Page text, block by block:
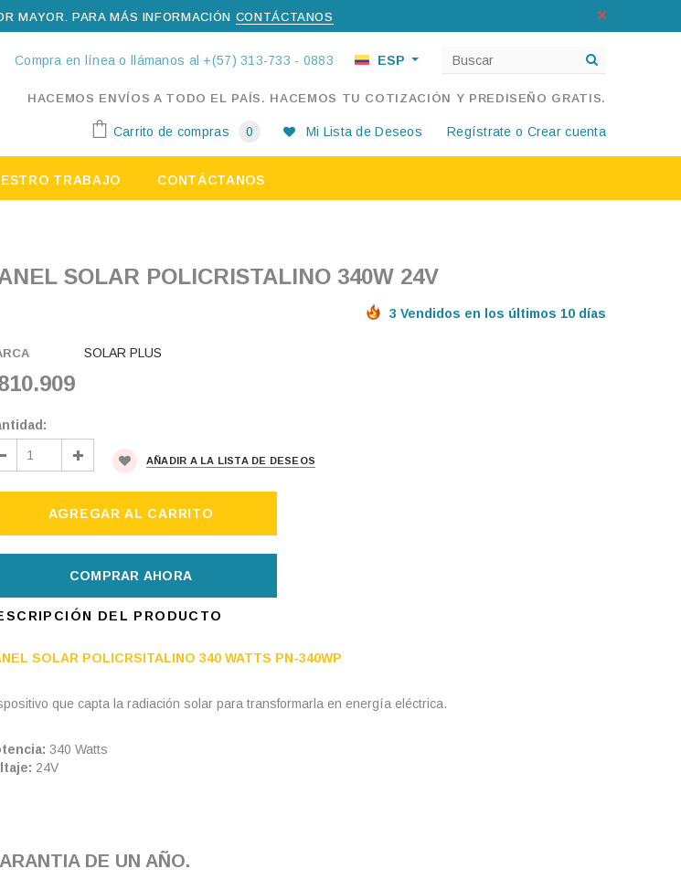
MAYOR. PARA MÁS INFORMACIÓN CONTÁCTANOS
ESP
Compra en línea o llámanos al +(57) 313-733 - 0883
HACEMOS ENVÍOS A TODO EL PAÍS. HACEMOS TU COTIZACIÓN Y PREDISEÑO GRATIS.
Mi Lista de Deseos Regístrate o Crear cuenta
Carrito de compras 0
TRABAJO CONTÁCTANOS
SOLAR POLICRISTALINO 340W 24V
3 Vendidos en los últimos 10 días
SOLAR PLUS
AÑADIR A LA LISTA DE DESEOS
COMPRAR AHORA
DEL PRODUCTO
SOLAR POLICRSITALINO 340 WATTS PN-340WP
que capta la radiación solar para transformarla en energía eléctrica.
340 Watts
24V
DE UN AÑO.